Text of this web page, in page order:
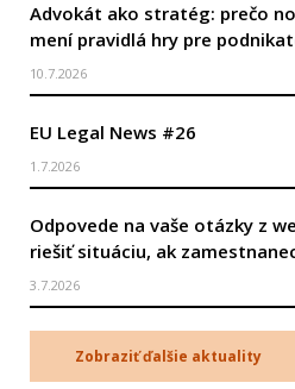
Advokát ako stratég: prečo
mení pravidlá hry pre
10.7.2026
EU Legal News #26
1.7.2026
Odpovede na vaše otázky z
riešiť situáciu, ak
3.7.2026
Zobraziť ďalšie aktuality